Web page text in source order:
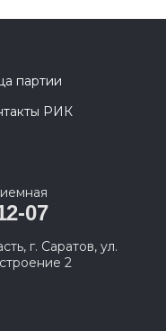
партии
РИК
07
г. Саратов, ул.
2